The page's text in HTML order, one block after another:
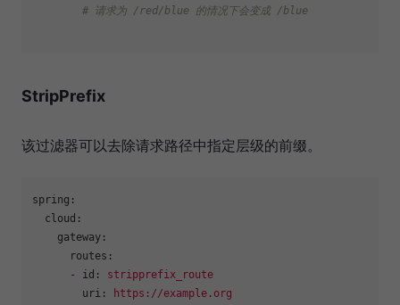
# 请求为 /red/blue 的情况下会变成 /blue
StripPrefix
该过滤器可以去除请求路径中指定层级的前缀。
spring:
cloud:
gateway:
routes:
-
id:
stripprefix_route
uri:
https://example.org